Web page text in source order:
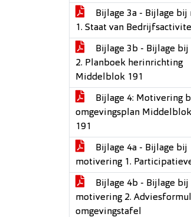
Bijlage 3a - Bijlage bij
1. Staat van
Bijlage 3b - Bijlage bij
2. Planboek herinrichting
Middelblok 191
Bijlage 4: Motivering
omgevingsplan
191
Bijlage 4a - Bijlage bij
motivering 1.
Bijlage 4b - Bijlage bij
motivering 2.
omgevingstafel